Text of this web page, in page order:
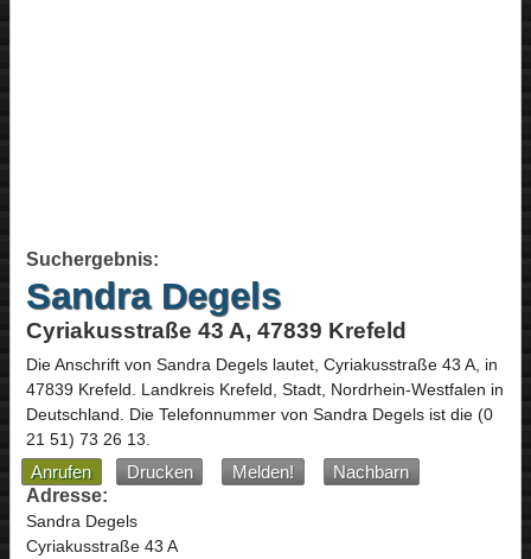
Suchergebnis:
Sandra Degels
Cyriakusstraße 43 A, 47839 Krefeld
Die Anschrift von Sandra Degelslautet, Cyriakusstraße 43 A, in
47839 Krefeld. Landkreis Krefeld, Stadt, Nordrhein-Westfalen in
Deutschland. Die Telefonnummer von Sandra Degels ist die (0
21 51) 73 26 13.
Anrufen Drucken Melden!
Nachbarn
Adresse:
Sandra Degels
Cyriakusstraße 43 A